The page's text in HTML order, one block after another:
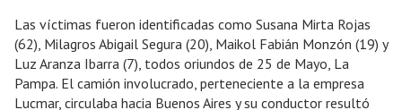
Las víctimas fueron identificadas como Susana Mirta Rojas
(62), Milagros Abigail Segura (20), Maikol Fabián Monzón (19) y
Luz Aranza Ibarra (7), todos oriundos de 25 de Mayo, La
Pampa. El camión involucrado, perteneciente a la empresa
Lucmar, circulaba hacia Buenos Aires y su conductor resultó